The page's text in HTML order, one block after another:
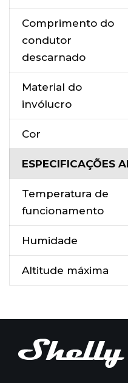
Comprimento do
condutor
descarnado
Material do
invólucro
Cor
ESPECIFICAÇÕES
Temperatura de
funcionamento
Humidade
Altitude máxima